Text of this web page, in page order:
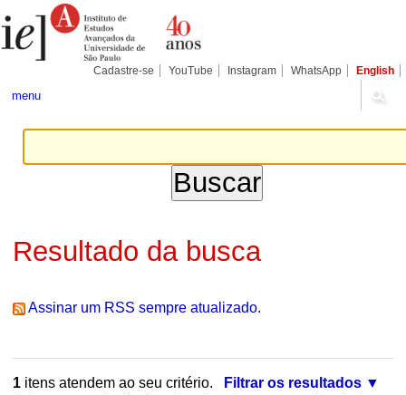
para
conteúdo.
Pessoais
Cadastre-se YouTube Instagram WhatsApp English
menu
Resultado da busca
Assinar um RSS sempre atualizado.
1itens atendem ao seu critério.
Filtrar os resultados